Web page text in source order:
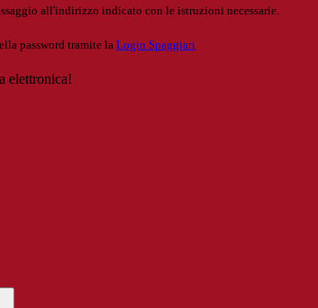
all'indirizzo indicato con le istruzioni necessarie.
password tramite la Login Spaggiari
elettronica!